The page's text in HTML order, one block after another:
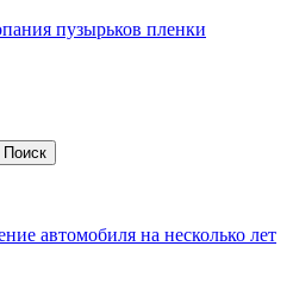
пузырьков пленки
автомобиля на несколько лет